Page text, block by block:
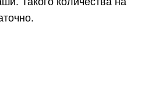
хорошо промыть 200
(можно брать и жаренную